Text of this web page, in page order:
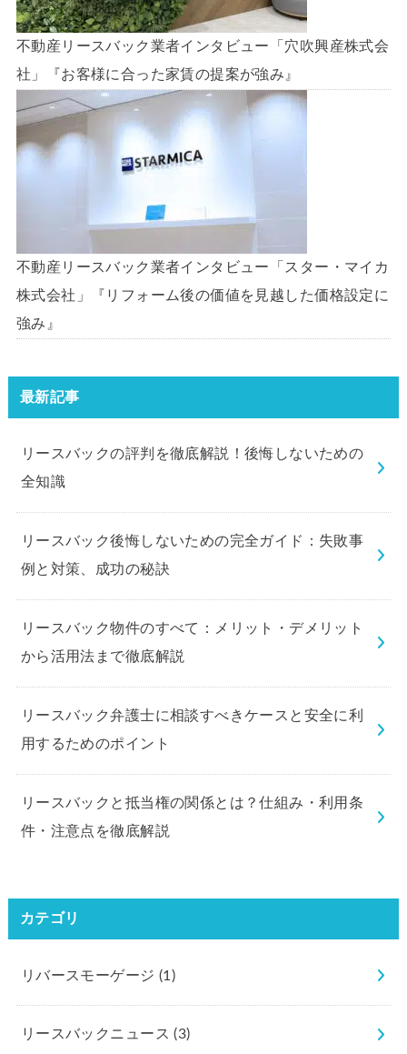
不動産リースバック業者インタビュー「穴吹興産株式会
社」『お客様に合った家賃の提案が強み』
不動産リースバック業者インタビュー「スター・マイカ
株式会社」『リフォーム後の価値を見越した価格設定に
強み』
最新記事
リースバックの評判を徹底解説！後悔しないための
全知識
リースバック後悔しないための完全ガイド：失敗事
例と対策、成功の秘訣
リースバック物件のすべて：メリット・デメリット
から活用法まで徹底解説
リースバック弁護士に相談すべきケースと安全に利
用するためのポイント
リースバックと抵当権の関係とは？仕組み・利用条
件・注意点を徹底解説
カテゴリ
リバースモーゲージ (1)
リースバックニュース(3)